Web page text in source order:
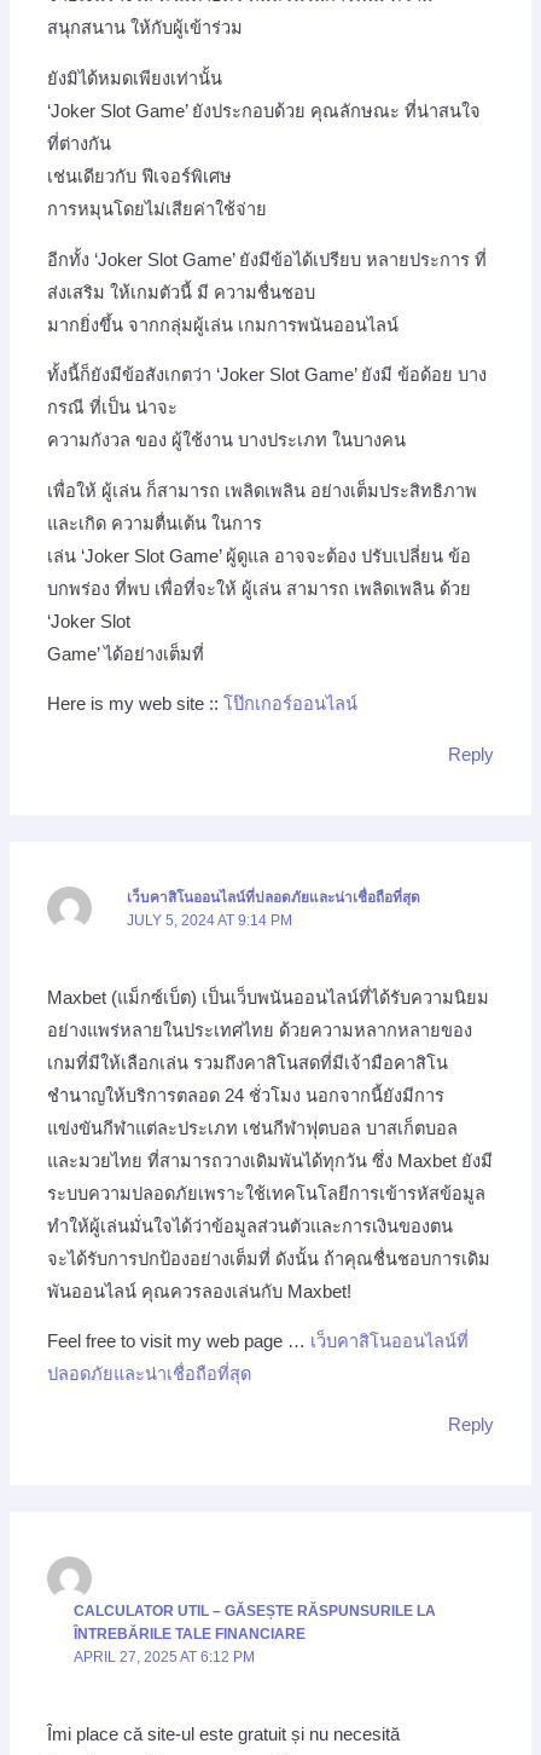
สนุกสนาน ให้กับผู้เข้าร่วม
ยังมิได้หมดเพียงเท่านั้น
‘Joker Slot Game’ ยังประกอบด้วย คุณลักษณะ ที่น่าสนใจ
ที่ต่างกัน
เช่นเดียวกับ ฟีเจอร์พิเศษ
การหมุนโดยไม่เสียค่าใช้จ่าย
อีกทั้ง ‘Joker Slot Game’ ยังมีข้อได้เปรียบ หลายประการ ที่
ส่งเสริม ให้เกมตัวนี้ มี ความชื่นชอบ
มากยิ่งขึ้น จากกลุ่มผู้เล่น เกมการพนันออนไลน์
ทั้งนี้ก็ยังมีข้อสังเกตว่า ‘Joker Slot Game’ ยังมี ข้อด้อย บาง
กรณี ที่เป็น น่าจะ
ความกังวล ของ ผู้ใช้งาน บางประเภท ในบางคน
เพื่อให้ ผู้เล่น ก็สามารถ เพลิดเพลิน อย่างเต็มประสิทธิภาพ
และเกิด ความตื่นเต้น ในการ
เล่น ‘Joker Slot Game’ ผู้ดูแล อาจจะต้อง ปรับเปลี่ยน ข้อ
บกพร่อง ที่พบ เพื่อที่จะให้ ผู้เล่น สามารถ เพลิดเพลิน ด้วย
‘Joker Slot
Game’ ได้อย่างเต็มที่
Here is my web site ::โป๊กเกอร์ออนไลน์
Reply
เว็บคาสิโนออนไลน์ที่ปลอดภัยและน่าเชื่อถือที่สุด
JULY 5, 2024 AT 9:14 PM
Maxbet (แม็กซ์เบ็ต) เป็นเว็บพนันออนไลน์ที่ได้รับความนิยม
อย่างแพร่หลายในประเทศไทย ด้วยความหลากหลายของ
เกมที่มีให้เลือกเล่น รวมถึงคาสิโนสดที่มีเจ้ามือคาสิโน
ชำนาญให้บริการตลอด 24 ชั่วโมง นอกจากนี้ยังมีการ
แข่งขันกีฬาแต่ละประเภท เช่นกีฬาฟุตบอล บาสเก็ตบอล
และมวยไทย ที่สามารถวางเดิมพันได้ทุกวัน ซึ่ง Maxbet ยังมี
ระบบความปลอดภัยเพราะใช้เทคโนโลยีการเข้ารหัสข้อมูล
ทำให้ผู้เล่นมั่นใจได้ว่าข้อมูลส่วนตัวและการเงินของตน
จะได้รับการปกป้องอย่างเต็มที่ ดังนั้น ถ้าคุณชื่นชอบการเดิม
พันออนไลน์ คุณควรลองเล่นกับ Maxbet!
Feel free to visit my web page … เว็บคาสิโนออนไลน์ที่
ปลอดภัยและน่าเชื่อถือที่สุด
Reply
CALCULATOR UTIL – GĂSEȘTE RĂSPUNSURILE LA
ÎNTREBĂRILE TALE FINANCIARE
APRIL 27, 2025 AT 6:12 PM
Îmi place că site-ul este gratuit și nu necesită